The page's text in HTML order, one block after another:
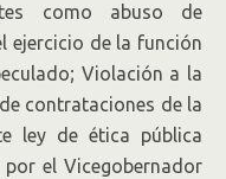
como abuso de
ejercicio de la función
Violación a la
contrataciones de la
ley de ética pública
el Vicegobernador